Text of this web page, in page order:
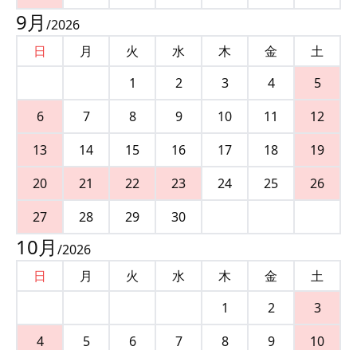
9月 /2026
日
月 火 水 木 金
土
1
2 3 4
5
6
7 8 9 10 11
12
13
14 15 16 17 18
19
20
21 22 23 24 25
26
27
28 29 30
10月 /2026
日
月 火 水 木 金
土
1
2
3
4
5 6 7 8 9
10